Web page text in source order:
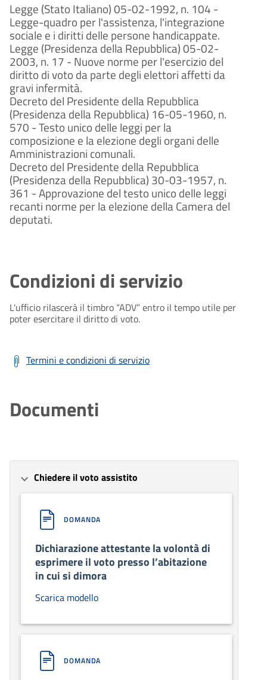
Legge (Stato Italiano) 05-02-1992, n. 104 -
Legge-quadro per l'assistenza, l'integrazione
sociale e i diritti delle persone handicappate.
Legge (Presidenza della Repubblica) 05-02-
2003, n. 17 - Nuove norme per l'esercizio del
diritto di voto da parte degli elettori affetti da
gravi infermità.
Decreto del Presidente della Repubblica
(Presidenza della Repubblica) 16-05-1960, n.
570 - Testo unico delle leggi per la
composizione e la elezione degli organi delle
Amministrazioni comunali.
Decreto del Presidente della Repubblica
(Presidenza della Repubblica) 30-03-1957, n.
361 - Approvazione del testo unico delle leggi
recanti norme per la elezione della Camera del
deputati.
Condizioni di servizio
L'ufficio rilascerà il timbro “ADV” entro il tempo utile per
poter esercitare il diritto di voto.
Termini e condizioni di servizio
Documenti
Chiedere il voto assistito
DOMANDA
Dichiarazione attestante la volontà di
esprimere il voto presso l’abitazione
in cui si dimora
Scarica modello
DOMANDA